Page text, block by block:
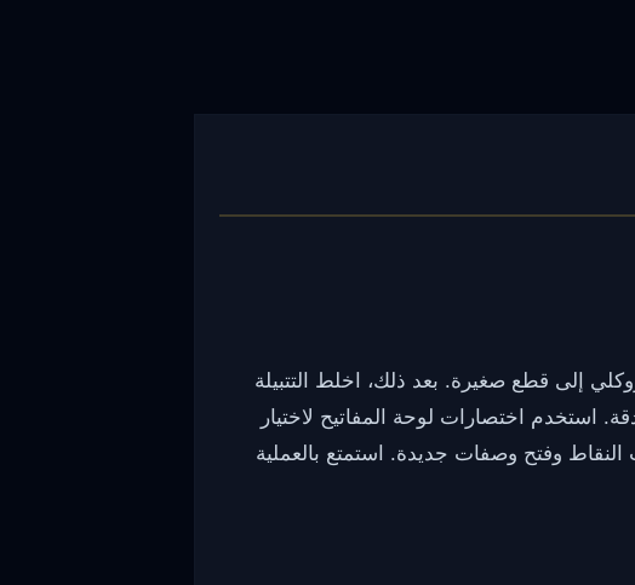
إلى قطع صغيرة. بعد ذلك، اخلط التتبيلة
استخدم اختصارات لوحة المفاتيح لاختيار
وفتح وصفات جديدة. استمتع بالعملية